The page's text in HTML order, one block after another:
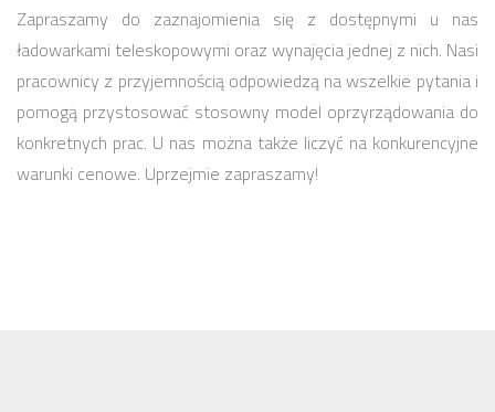
Zapraszamy do zaznajomienia się z dostępnymi u nas
ładowarkami teleskopowymi oraz wynajęcia jednej z nich. Nasi
pracownicy z przyjemnością odpowiedzą na wszelkie pytania i
pomogą przystosować stosowny model oprzyrządowania do
konkretnych prac. U nas można także liczyć na konkurencyjne
warunki cenowe. Uprzejmie zapraszamy!